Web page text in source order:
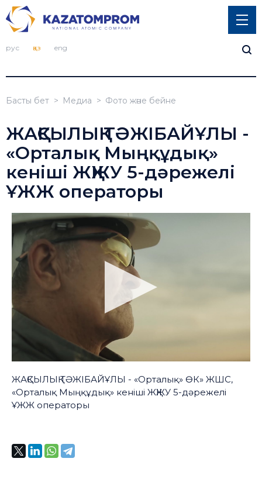
рус қаз eng
Басты бет Медиа Фото және бейне
ЖАҚСЫЛЫҚ ТӘЖІБАЙҰЛЫ -
«Орталық Мыңқұдық»
кеніші ЖҚЖУ 5-дәрежелі
ҰЖЖ операторы
ЖАҚСЫЛЫҚ ТӘЖІБАЙҰЛЫ - «Орталық» ӨК» ЖШС,
«Орталық Мыңқұдық» кеніші ЖҚЖУ 5-дәрежелі
ҰЖЖ операторы